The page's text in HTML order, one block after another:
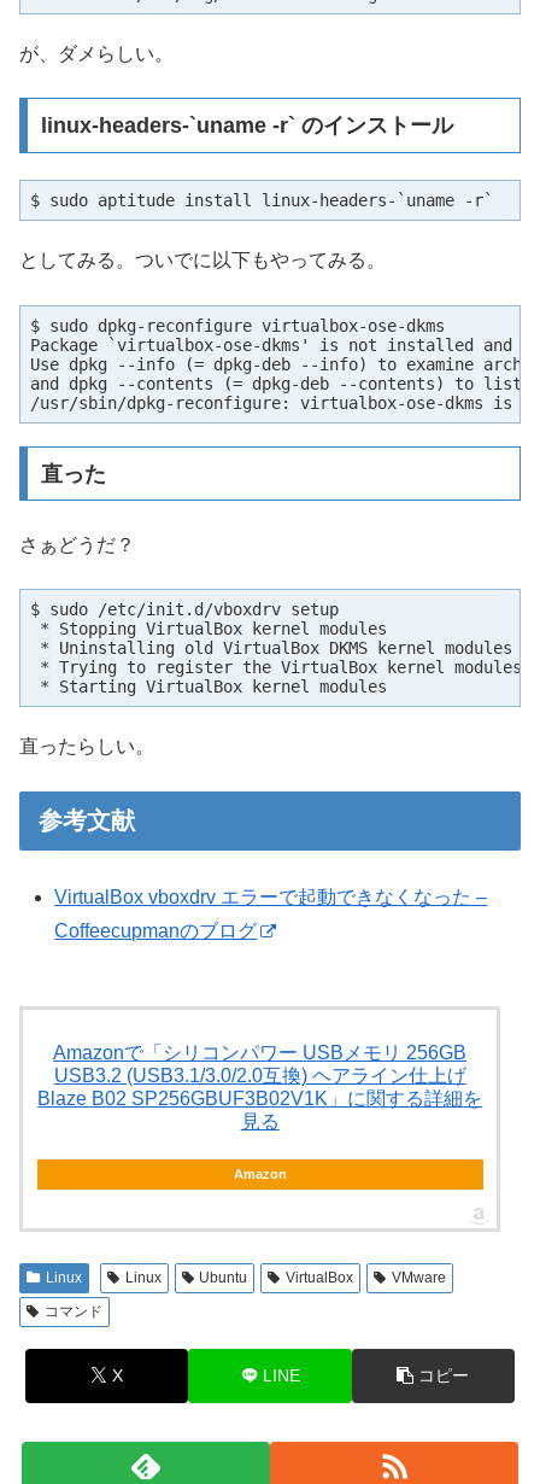
が、ダメらしい。
linux-headers-`uname -r` のインストール
$ sudo aptitude install linux-headers-`uname -r`
としてみる。ついでに以下もやってみる。
$ sudo dpkg-reconfigure virtualbox-ose-dkms
Package `virtualbox-ose-dkms' is not installed and
Use dpkg --info (= dpkg-deb --info) to examine
and dpkg --contents (= dpkg-deb --contents) to list
/usr/sbin/dpkg-reconfigure: virtualbox-ose-dkms is
直った
さぁどうだ？
$ sudo /etc/init.d/vboxdrv setup
* Stopping VirtualBox kernel modules
* Uninstalling old VirtualBox DKMS kernel modules
* Trying to register the VirtualBox kernel modules
* Starting VirtualBox kernel modules
直ったらしい。
参考文献
VirtualBox vboxdrv エラーで起動できなくなった –
Coffeecupmanのブログ
Amazonで「シリコンパワー USBメモリ 256GB
USB3.2 (USB3.1/3.0/2.0互換) ヘアライン仕上げ
Blaze B02 SP256GBUF3B02V1K」に関する詳細を
見る
Amazon
Linux Linux Ubuntu VirtualBox
VMware
コマンド
X LINE コピー